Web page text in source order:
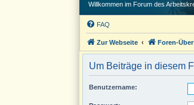
Willkommen im Forum des
FAQ
Zur Webseite Foren-
Um Beiträge in diesem
Benutzername: